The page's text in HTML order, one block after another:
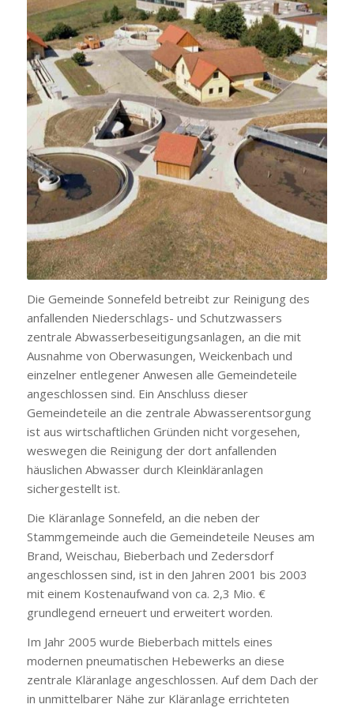
Die Gemeinde Sonnefeld betreibt zur Reinigung des
anfallenden Niederschlags- und Schutzwassers
zentrale Abwasserbeseitigungsanlagen, an die mit
Ausnahme von Oberwasungen, Weickenbach und
einzelner entlegener Anwesen alle Gemeindeteile
angeschlossen sind. Ein Anschluss dieser
Gemeindeteile an die zentrale Abwasserentsorgung
ist aus wirtschaftlichen Gründen nicht vorgesehen,
weswegen die Reinigung der dort anfallenden
häuslichen Abwasser durch Kleinkläranlagen
sichergestellt ist.
Die Kläranlage Sonnefeld, an die neben der
Stammgemeinde auch die Gemeindeteile Neuses am
Brand, Weischau, Bieberbach und Zedersdorf
angeschlossen sind, ist in den Jahren 2001 bis 2003
mit einem Kostenaufwand von ca. 2,3 Mio. €
grundlegend erneuert und erweitert worden.
Im Jahr 2005 wurde Bieberbach mittels eines
modernen pneumatischen Hebewerks an diese
zentrale Kläranlage angeschlossen. Auf dem Dach der
in unmittelbarer Nähe zur Kläranlage errichteten